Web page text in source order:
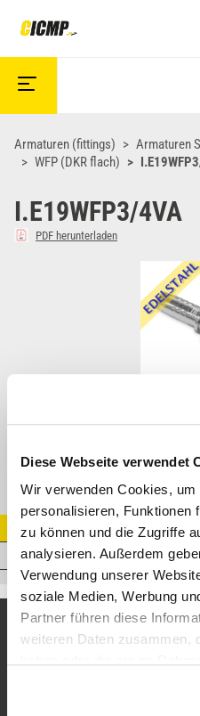
Diese Webseite verwendet
Wir verwenden Cookies,
personalisieren, Funktionen
zu können und die Zugriffe
analysieren. Außerdem
Verwendung unserer
soziale Medien, Werbung
Partner führen diese
weiteren Daten zusammen,
Armaturen (fittings) Armaturen
WFP (DKR flach)
I.E19WFP3/4VA
PDF herunterladen
Artikel Nr.
I.E19WFP3/4VA